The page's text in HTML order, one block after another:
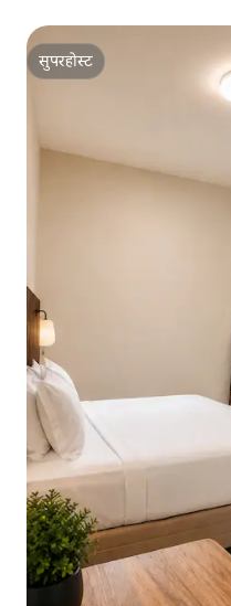
सुपरहोस्ट
सुपरहोस्ट